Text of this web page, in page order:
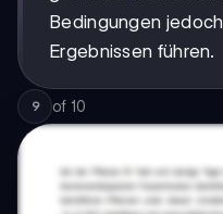
Bedingungen
Ergebnissen führen.
9 of 10